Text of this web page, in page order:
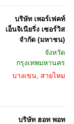
บริษัท เพอร์เฟคท์
เอ็นจิเนียริ่ง เซอร์วิส
จำกัด (มหาชน)
จังหวัด
กรุงเทพมหานคร
บางเขน, สายไหม
บริษัท ฮอท พอท